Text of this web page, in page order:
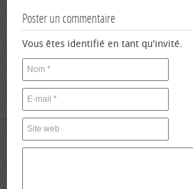
Poster un commentaire
Vous êtes identifié en tant qu'invité.